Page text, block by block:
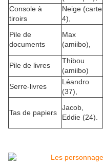
Console à
tiroirs
Neige (carte
4),
Pile de
documents
Max
(amiibo),
Pile de livres
Thibou
(amiibo)
Serre-livres
Léandro
(37),
Tas de papiers
Jacob,
Eddie (24).